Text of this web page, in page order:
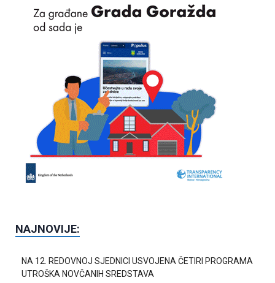
NAJNOVIJE:
NA 12. REDOVNOJ SJEDNICI USVOJENA ČETIRI PROGRAMA
UTROŠKA NOVČANIH SREDSTAVA